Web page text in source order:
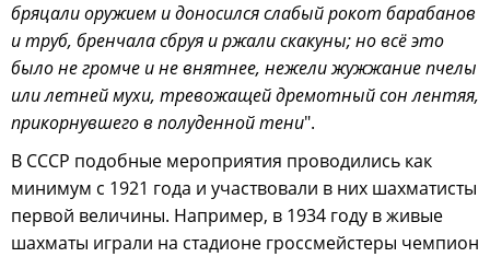
бряцали оружием и доносился слабый рокот барабанов
и труб, бренчала сбруя и ржали скакуны; но всё это
было не громче и не внятнее, нежели жужжание пчелы
или летней мухи, тревожащей дремотный сон лентяя,
прикорнувшего в полуденной тени".
В СССР подобные мероприятия проводились как
минимум с 1921 года и участвовали в них шахматисты
первой величины. Например, в 1934 году в живые
шахматы играли на стадионе гроссмейстеры чемпион